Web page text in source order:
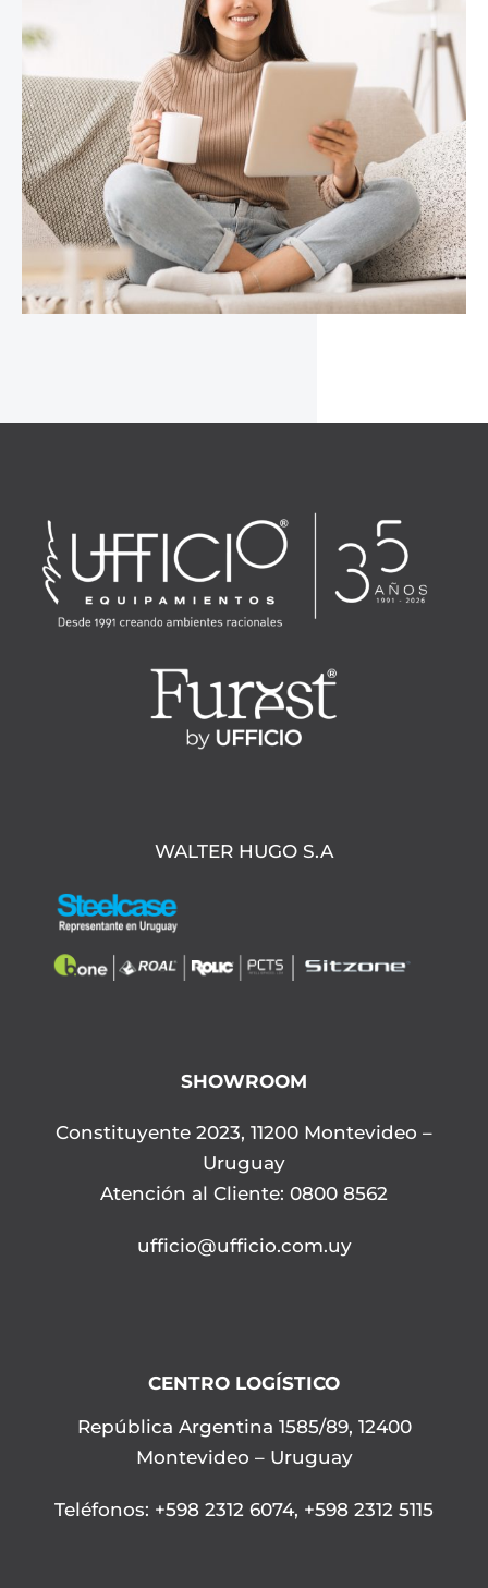
WALTER HUGO S.A
SHOWROOM
Constituyente 2023, 11200 Montevideo –
Uruguay
Atención al Cliente: 0800 8562
ufficio@ufficio.com.uy
CENTRO LOGÍSTICO
República Argentina 1585/89, 12400
Montevideo – Uruguay
Teléfonos: +598 2312 6074, +598 2312 5115